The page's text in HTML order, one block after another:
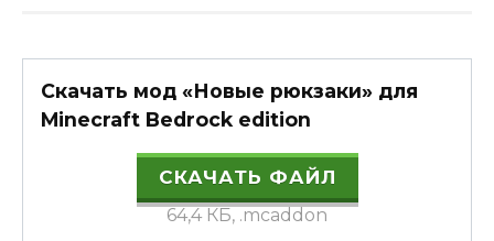
Скачать мод «Новые рюкзаки» для
Minecraft Bedrock edition
СКАЧАТЬ ФАЙЛ
64,4 КБ, .mcaddon